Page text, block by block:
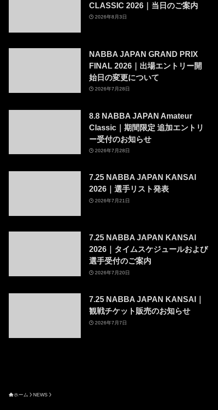
CLASSIC 2026｜当日のご案内
2026年8月3日
NABBA JAPAN GRAND PRIX
FINAL 2026｜出場エントリー開
始日の変更について
2026年7月28日
8.8 NABBA JAPAN Amateur
Classic｜期間限定 追加エントリ
ー受付のお知らせ
2026年7月28日
7.25 NABBA JAPAN KANSAI
2026｜選手リスト発表
2026年7月21日
7.25 NABBA JAPAN KANSAI
2026｜タイムスケジュールおよび
選手受付のご案内
2026年7月20日
7.25 NABBA JAPAN KANSAI｜
観戦チケット販売のお知らせ
2026年7月7日
ホーム NEWS